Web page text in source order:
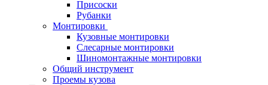
Присоски
Рубанки
Монтировки
Кузовные монтировки
Слесарные монтировки
Шиномонтажные монтировки
Общий инструмент
Проемы кузова